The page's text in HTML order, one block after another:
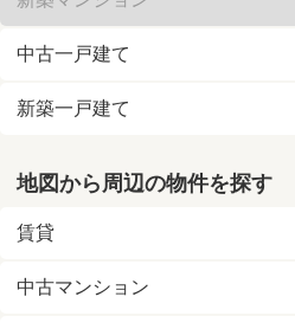
中古一戸建て
新築一戸建て
地図から周辺の物件を探す
賃貸
中古マンション